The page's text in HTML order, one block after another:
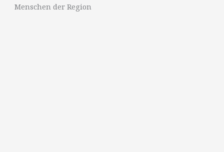
Menschen der Region